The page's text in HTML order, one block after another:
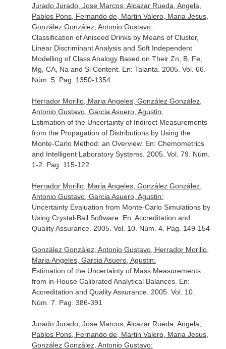
Jurado Jurado, Jose Marcos, Alcazar Rueda, Angela,
Pablos Pons, Fernando de, Martin Valero, Maria Jesus,
González González, Antonio Gustavo:
Classification of Aniseed Drinks by Means of Cluster,
Linear Discriminant Analysis and Soft Independent
Modelling of Class Analogy Based on Their Zn, B, Fe,
Mg, CA, Na and Si Content. En: Talanta . 2005. Vol. 66.
Núm. 5. Pag. 1350-1354
Herrador Morillo, Maria Angeles, González González,
Antonio Gustavo, Garcia Asuero, Agustin:
Estimation of the Uncertainty of Indirect Measurements
from the Propagation of Distributions by Using the
Monte-Carlo Method: an Overview. En: Chemometrics
and Intelligent Laboratory Systems. 2005. Vol. 79. Núm.
1-2. Pag. 115-122
Herrador Morillo, Maria Angeles, González González,
Antonio Gustavo, Garcia Asuero, Agustin:
Uncertainty Evaluation from Monte-Carlo Simulations by
Using Crystal-Ball Software. En: Accreditation and
Quality Assurance. 2005. Vol. 10. Núm. 4. Pag. 149-154
González González, Antonio Gustavo, Herrador Morillo,
Maria Angeles, Garcia Asuero, Agustin:
Estimation of the Uncertainty of Mass Measurements
from in-House Calibrated Analytical Balances. En:
Accreditation and Quality Assurance. 2005. Vol. 10.
Núm. 7. Pag. 386-391
Jurado Jurado, Jose Marcos, Alcazar Rueda, Angela,
Pablos Pons, Fernando de, Martin Valero, Maria Jesus,
González González, Antonio Gustavo: